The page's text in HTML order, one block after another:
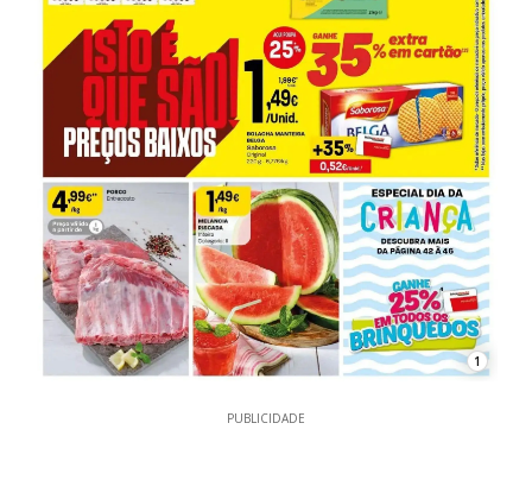
1
PUBLICIDADE